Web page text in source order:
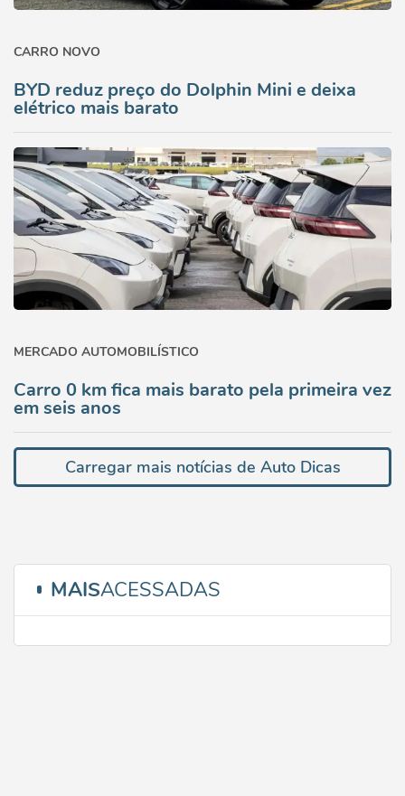
CARRO NOVO
BYD reduz preço do Dolphin Mini e deixa
elétrico mais barato
MERCADO AUTOMOBILÍSTICO
Carro 0 km fica mais barato pela primeira vez
em seis anos
Carregar mais notícias de Auto Dicas
MAISACESSADAS